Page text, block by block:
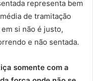
representa bem
de tramitação
si não é justo,
e não sentada.
somente com a